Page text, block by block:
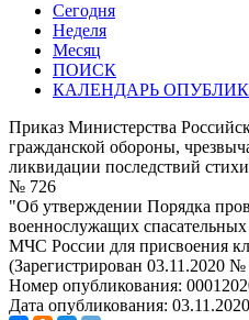
Сегодня
Неделя
Месяц
ПОИСК
КАЛЕНДАРЬ
Приказ Министерства
гражданской обороны,
ликвидации последствий
№ 726
"Об утверждении Порядка
военнослужащих
МЧС России для присвоения
(Зарегистрирован 03.11.2020
Номер опубликования:
Дата опубликования: 03.11.2020